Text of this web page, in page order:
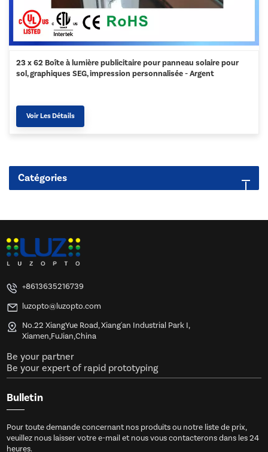
23 x 62 Boîte à lumière publicitaire pour panneau solaire pour
sol, graphiques SEG, impression personnalisée - Argent
Voir Les Détails
Catégories
+8613635216739
luzopto@luzopto.com
No.22 XiangYue Road, Xiang'an Industrial Park I,
Xiamen,FuJian,China
Be your partner
Be your expert of rapid prototyping
Bulletin
Pour toute demande concernant nos produits ou notre liste de prix,
veuillez nous laisser votre e-mail et nous vous contacterons dans les 24
heures.